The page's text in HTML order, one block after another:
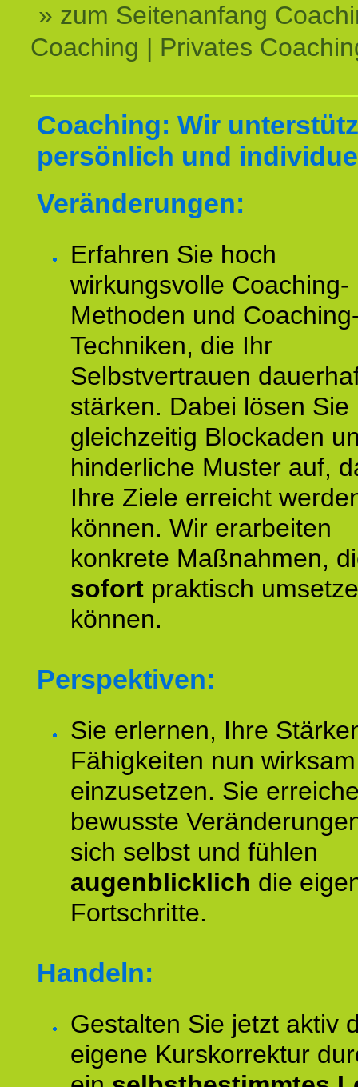
» zum Seitenanfang
Coaching | Privates
Coaching: Wir
persönlich und
Veränderungen:
Erfahren Sie hoch
wirkungsvolle Coaching-
Methoden und
Techniken, die Ihr
Selbstvertrauen
stärken. Dabei lösen Sie
gleichzeitig Blockaden
hinderliche Muster auf,
Ihre Ziele erreicht
können. Wir erarbeiten
konkrete Maßnahmen,
sofort praktisch
können.
Perspektiven:
Sie erlernen, Ihre
Fähigkeiten nun wirksam
einzusetzen. Sie
bewusste
sich selbst und fühlen
augenblicklich die
Fortschritte.
Handeln:
Gestalten Sie jetzt aktiv
eigene Kurskorrektur